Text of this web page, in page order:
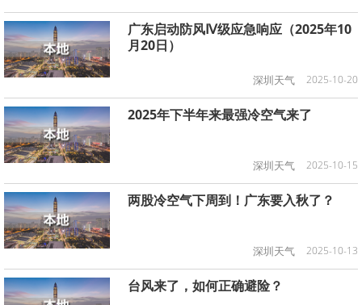
广东启动防风Ⅳ级应急响应（2025年10
月20日）
深圳天气 2025-10-20
2025年下半年来最强冷空气来了
深圳天气 2025-10-15
两股冷空气下周到！广东要入秋了？
深圳天气 2025-10-13
台风来了，如何正确避险？